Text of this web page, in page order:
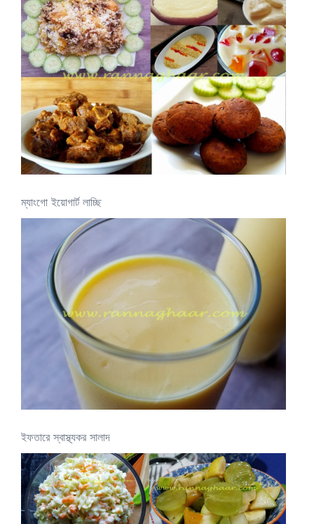
ম্যাংগো ইয়োগার্ট লাচ্ছি
ইফতারে স্বাস্থ্যকর সালাদ